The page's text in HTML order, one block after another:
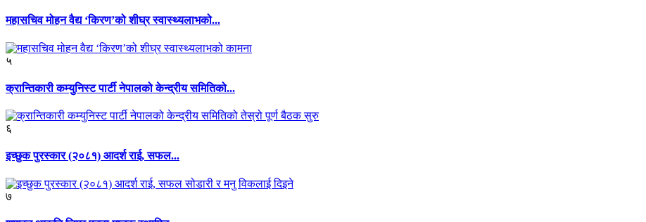
महासचिव मोहन वैद्य ‘किरण’को शीघ्र स्वास्थ्यलाभको...
५
क्रान्तिकारी कम्युनिस्ट पार्टी नेपालको केन्द्रीय समितिको...
६
इच्छुक पुरस्कार (२०८१) आदर्श राई, सफल...
७